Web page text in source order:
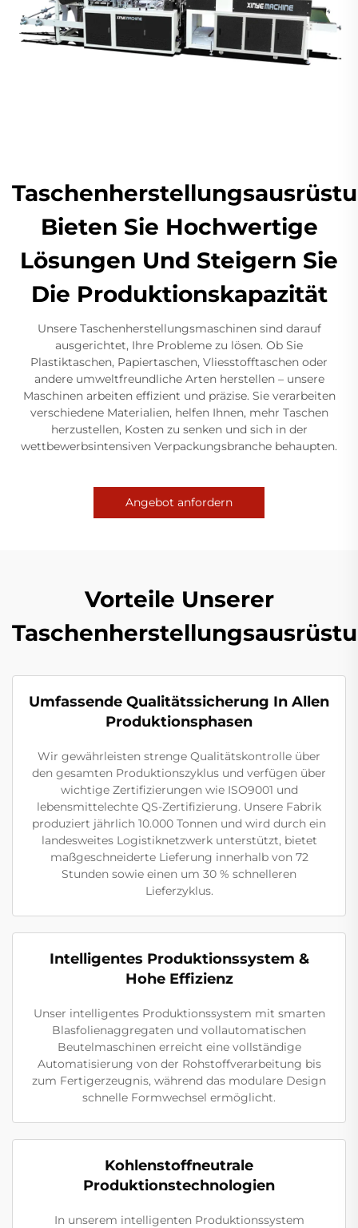
Bieten Sie Hochwertige
Lösungen Und Steigern Sie
Die Produktionskapazität
Unsere Taschenherstellungsmaschinen sind darauf
ausgerichtet, Ihre Probleme zu lösen. Ob Sie
Plastiktaschen, Papiertaschen, Vliesstofftaschen oder
andere umweltfreundliche Arten herstellen – unsere
Maschinen arbeiten effizient und präzise. Sie verarbeiten
verschiedene Materialien, helfen Ihnen, mehr Taschen
herzustellen, Kosten zu senken und sich in der
wettbewerbsintensiven Verpackungsbranche behaupten.
Angebot anfordern
Vorteile Unserer
Umfassende Qualitätssicherung In Allen
Produktionsphasen
Wir gewährleisten strenge Qualitätskontrolle über
den gesamten Produktionszyklus und verfügen über
wichtige Zertifizierungen wie ISO9001 und
lebensmittelechte QS-Zertifizierung. Unsere Fabrik
produziert jährlich 10.000 Tonnen und wird durch ein
landesweites Logistiknetzwerk unterstützt, bietet
maßgeschneiderte Lieferung innerhalb von 72
Stunden sowie einen um 30 % schnelleren
Lieferzyklus.
Intelligentes Produktionssystem &
Hohe Effizienz
Unser intelligentes Produktionssystem mit smarten
Blasfolienaggregaten und vollautomatischen
Beutelmaschinen erreicht eine vollständige
Automatisierung von der Rohstoffverarbeitung bis
zum Fertigerzeugnis, während das modulare Design
schnelle Formwechsel ermöglicht.
Kohlenstoffneutrale
Produktionstechnologien
In unserem intelligenten Produktionssystem